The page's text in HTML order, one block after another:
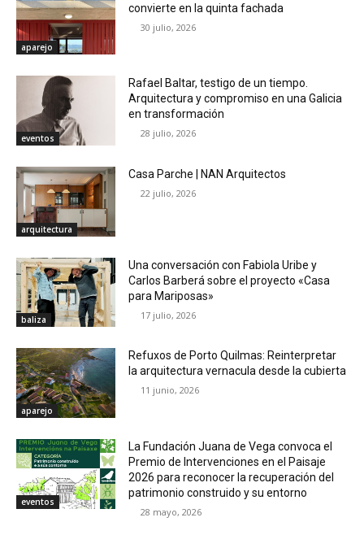
aparejo
convierte en la quinta fachada
30 julio, 2026
eventos
Rafael Baltar, testigo de un tiempo.
Arquitectura y compromiso en una Galicia
en transformación
28 julio, 2026
arquitectura
Casa Parche | NAN Arquitectos
22 julio, 2026
baliza
Una conversación con Fabiola Uribe y
Carlos Barberá sobre el proyecto «Casa
para Mariposas»
17 julio, 2026
aparejo
Refuxos de Porto Quilmas: Reinterpretar
la arquitectura vernacula desde la cubierta
11 junio, 2026
eventos
La Fundación Juana de Vega convoca el
Premio de Intervenciones en el Paisaje
2026 para reconocer la recuperación del
patrimonio construido y su entorno
28 mayo, 2026